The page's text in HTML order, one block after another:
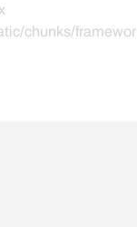
chunks/